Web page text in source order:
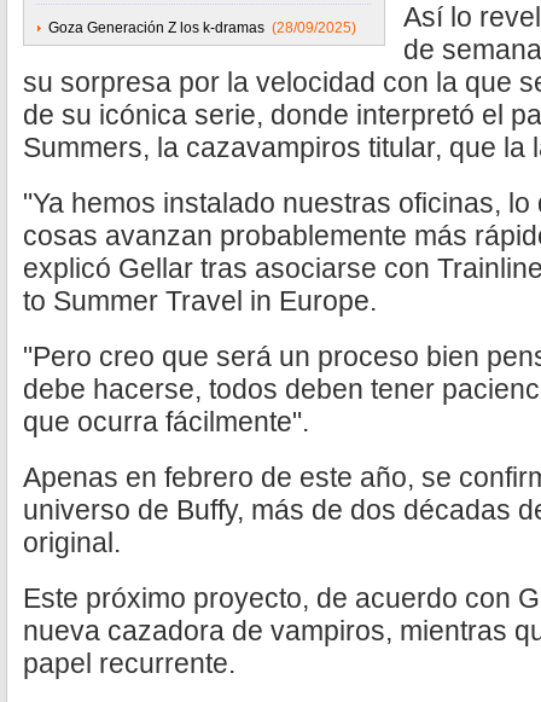
Goza Generación Z los k-dramas (28/09/2025)
Así lo
de
su sorpresa por la velocidad con la que
de su icónica serie, donde interpretó el
Summers, la cazavampiros titular, que la
"Ya hemos instalado nuestras oficinas,
cosas avanzan probablemente más
explicó Gellar tras asociarse con
to Summer Travel in Europe.
"Pero creo que será un proceso bien
debe hacerse, todos deben tener
que ocurra fácilmente".
Apenas en febrero de este año, se
universo de Buffy, más de dos décadas
original.
Este próximo proyecto, de acuerdo con
nueva cazadora de vampiros, mientras
papel recurrente.